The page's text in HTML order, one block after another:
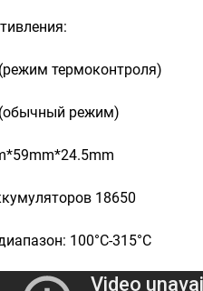
термоконтроля)
режим)
18650
100°C-315°C